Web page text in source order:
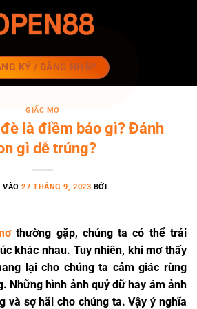
KÝ / ĐĂNG NHẬP
GIẤC MƠ
là điềm báo gì? Đánh
gì dễ trúng?
VÀO27 THÁNG 9, 2023 BỞI
thường gặp, chúng ta có thể trải
khác nhau. Tuy nhiên, khi mơ thấy
lại cho chúng ta cảm giác rùng
Những hình ảnh quỷ dữ hay ám ảnh
và sợ hãi cho chúng ta. Vậy ý nghĩa